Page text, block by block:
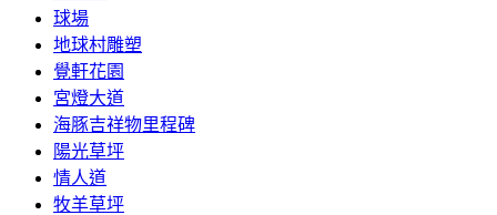
球場
地球村雕塑
覺軒花園
宮燈大道
海豚吉祥物里程碑
陽光草坪
情人道
牧羊草坪